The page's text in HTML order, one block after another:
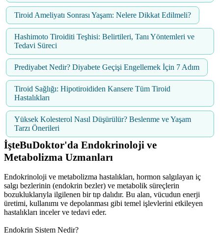
Tiroid Ameliyatı Sonrası Yaşam: Nelere Dikkat Edilmeli?
Hashimoto Tiroiditi Teşhisi: Belirtileri, Tanı Yöntemleri ve
Tedavi Süreci
Prediyabet Nedir? Diyabete Geçişi Engellemek İçin 7 Adım
Tiroid Sağlığı: Hipotiroididen Kansere Tüm Tiroid
Hastalıkları
Yüksek Kolesterol Nasıl Düşürülür? Beslenme ve Yaşam
Tarzı Önerileri
İşteBuDoktor'da Endokrinoloji ve
Metabolizma Uzmanları
Endokrinoloji ve metabolizma hastalıkları, hormon salgılayan iç
salgı bezlerinin (endokrin bezler) ve metabolik süreçlerin
bozukluklarıyla ilgilenen bir tıp dalıdır. Bu alan, vücudun enerji
üretimi, kullanımı ve depolanması gibi temel işlevlerini etkileyen
hastalıkları inceler ve tedavi eder.
Endokrin Sistem Nedir?